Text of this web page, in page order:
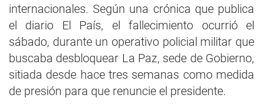
internacionales. Según una crónica que publica
el diario El País, el fallecimiento ocurrió el
sábado, durante un operativo policial militar que
buscaba desbloquear La Paz, sede de Gobierno,
sitiada desde hace tres semanas como medida
de presión para que renuncie el presidente.